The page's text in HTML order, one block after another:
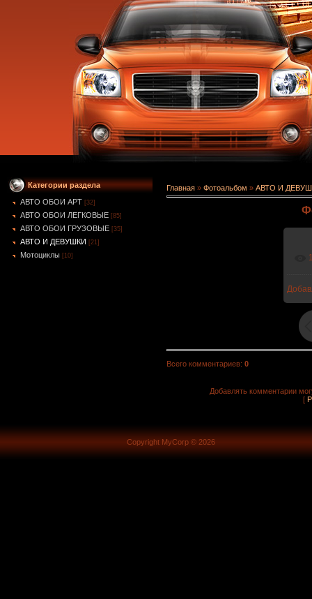
Категории раздела
АВТО ОБОИ АРТ [32]
АВТО ОБОИ ЛЕГКОВЫЕ [85]
АВТО ОБОИ ГРУЗОВЫЕ [35]
АВТО И ДЕВУШКИ [21]
Мотоциклы [10]
Главная » Фотоальбом » АВТО И
Всего комментариев: 0
Добавлять комментарии
[
Copyright MyCorp © 2026